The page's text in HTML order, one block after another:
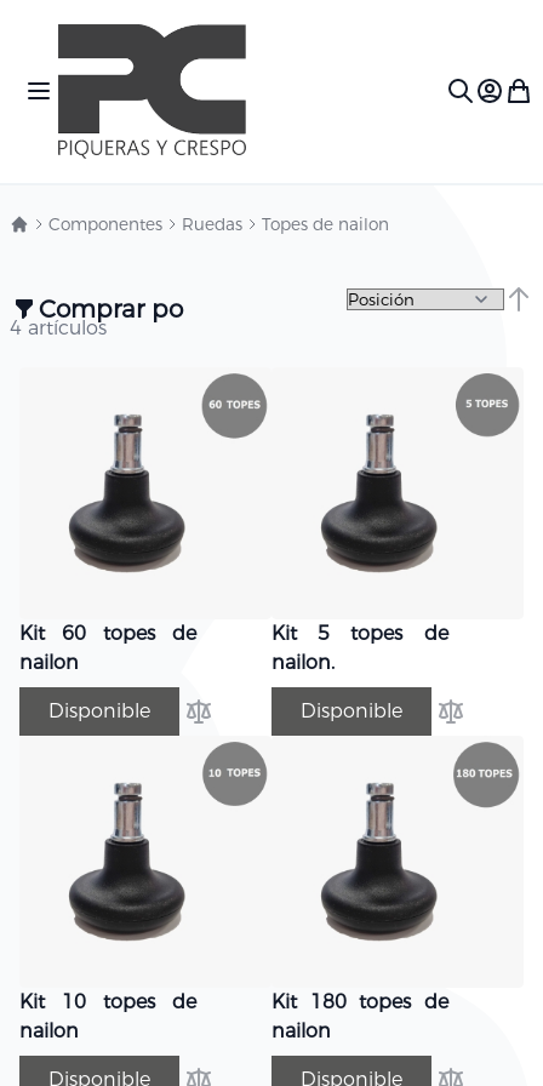
Toggle Nav Mi
Componentes Ruedas Topes de nailon
4 artículos
Kit 60 topes de
nailon
Disponible
Añadir para comparar
Kit 5 topes de
nailon.
Disponible
Añadir
Kit 10 topes de
nailon
Disponible
Kit 180 topes de
nailon
Disponible
Comprar por